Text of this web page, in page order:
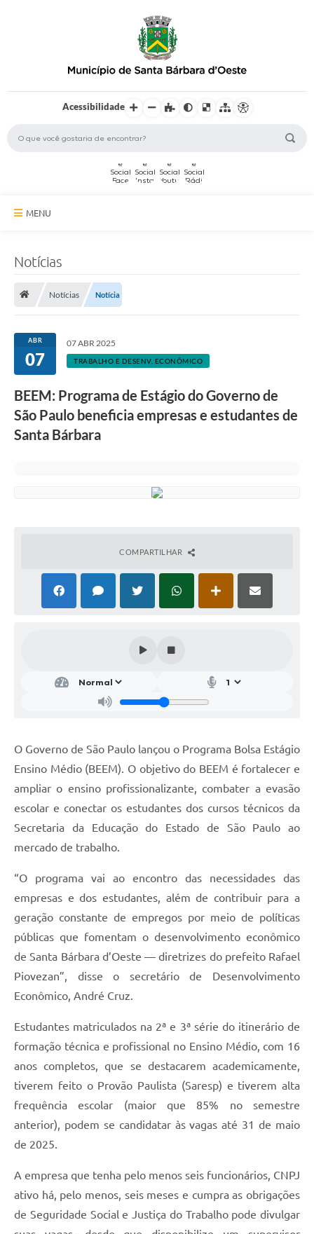
Acessibilidade
MENU
Serviços Online
Transparência
Legislação
Covid-19
Certidão Negativa de Empresa
Lei Aldir Blanc
Principal
Galeria de Fotos
Notícias
Galeria de Vídeos
Legislação
Links
Enquete
Jornal
Plano Municipal de Segurança Pública
Plano de Contratações Anuais
Notícias
Notícias Notícia
ABR
07
07 ABR 2025
TRABALHO E DESENV. ECONÔMICO
BEEM: Programa de Estágio do Governo de
São Paulo beneficia empresas e estudantes de
Santa Bárbara
COMPARTILHAR
O Governo de São Paulo lançou o Programa Bolsa Estágio
Ensino Médio (BEEM). O objetivo do BEEM é fortalecer e
ampliar o ensino profissionalizante, combater a evasão
escolar e conectar os estudantes dos cursos técnicos da
Secretaria da Educação do Estado de São Paulo ao
mercado de trabalho.
“O programa vai ao encontro das necessidades das
empresas e dos estudantes, além de contribuir para a
geração constante de empregos por meio de políticas
públicas que fomentam o desenvolvimento econômico
de Santa Bárbara d’Oeste — diretrizes do prefeito Rafael
Piovezan”, disse o secretário de Desenvolvimento
Econômico, André Cruz.
Estudantes matriculados na 2ª e 3ª série do itinerário de
formação técnica e profissional no Ensino Médio, com 16
anos completos, que se destacarem academicamente,
tiverem feito o Provão Paulista (Saresp) e tiverem alta
frequência escolar (maior que 85% no semestre
anterior), podem se candidatar às vagas até 31 de maio
de 2025.
A empresa que tenha pelo menos seis funcionários, CNPJ
ativo há, pelo menos, seis meses e cumpra as obrigações
de Seguridade Social e Justiça do Trabalho pode divulgar